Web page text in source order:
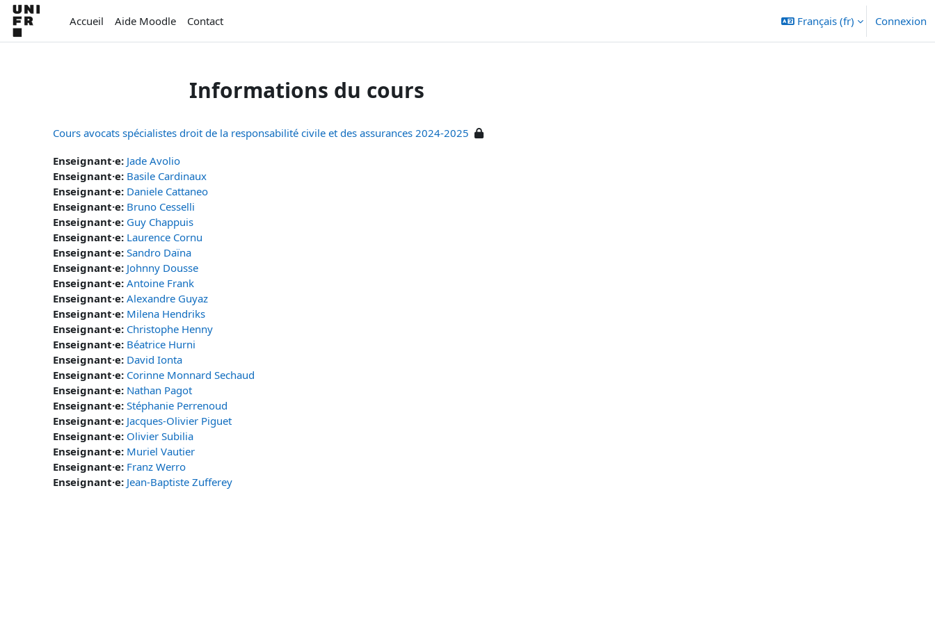
Passer au contenu principal
Accueil
Aide Moodle Contact Français ‎(fr)‎ Connexion
Informations du cours
Cours avocats spécialistes droit de la responsabilité civile et des assurances 2024-2025
Enseignant·e: Jade Avolio
Enseignant·e: Basile Cardinaux
Enseignant·e: Daniele Cattaneo
Enseignant·e: Bruno Cesselli
Enseignant·e: Guy Chappuis
Enseignant·e: Laurence Cornu
Enseignant·e: Sandro Daïna
Enseignant·e: Johnny Dousse
Enseignant·e: Antoine Frank
Enseignant·e: Alexandre Guyaz
Enseignant·e: Milena Hendriks
Enseignant·e: Christophe Henny
Enseignant·e: Béatrice Hurni
Enseignant·e: David Ionta
Enseignant·e: Corinne Monnard Sechaud
Enseignant·e: Nathan Pagot
Enseignant·e: Stéphanie Perrenoud
Enseignant·e: Jacques-Olivier Piguet
Enseignant·e: Olivier Subilia
Enseignant·e: Muriel Vautier
Enseignant·e: Franz Werro
Enseignant·e: Jean-Baptiste Zufferey